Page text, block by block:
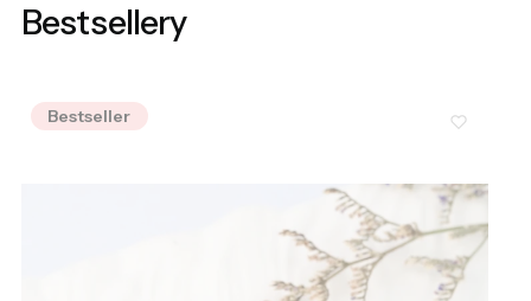
Bestsellery
Bestseller